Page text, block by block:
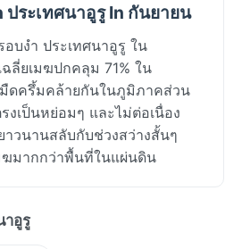
ประเทศนาอูรู In กันยายน
บงำ ประเทศนาอูรู ใน
ลี่ยเมฆปกคลุม 71% ใน
ดครึ้มคล้ายกันในภูมิภาคส่วน
เป็นหย่อมๆ และไม่ต่อเนื่อง
าวนานสลับกับช่วงสว่างสั้นๆ
ฆมากกว่าพื้นที่ในแผ่นดิน
าอูรู